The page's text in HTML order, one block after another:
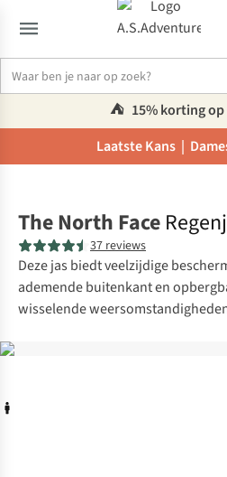
⛺️ 15% korting
Laatste Kans |
The North Face
37 reviews
Deze jas biedt veelzijdige
ademende buitenkant en
wisselende